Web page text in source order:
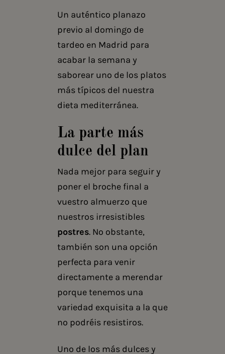
Un auténtico planazo
previo al domingo de
tardeo en Madrid para
acabar la semana y
saborear uno de los platos
más típicos del nuestra
dieta mediterránea.
La parte más
dulce del plan
Nada mejor para seguir y
poner el broche final a
vuestro almuerzo que
nuestros irresistibles
postres. No obstante,
también son una opción
perfecta para venir
directamente a merendar
porque tenemos una
variedad exquisita a la que
no podréis resistiros.
Uno de los más dulces y